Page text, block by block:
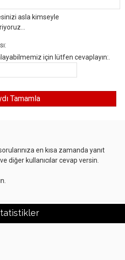
asla kimseyle
için lütfen cevaplayın:.
en kısa zamanda yanıt
diğer kullanıcılar cevap versin.